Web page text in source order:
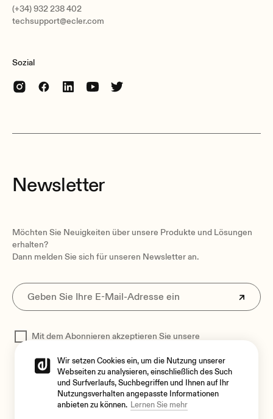
(+34) 932 238 402
techsupport@ecler.com
Sozial
Newsletter
Möchten Sie Neuigkeiten über unsere Produkte und Lösungen
erhalten?
Dann melden Sie sich für unseren Newsletter an.
Mit dem Abonnieren akzeptieren Sie unsere
Wir setzen Cookies ein, um die Nutzung unserer
Webseiten zu analysieren, einschließlich des Such
und Surfverlaufs, Suchbegriffen und Ihnen auf Ihr
Nutzungsverhalten angepasste Informationen
anbieten zu können. Lernen Sie mehr